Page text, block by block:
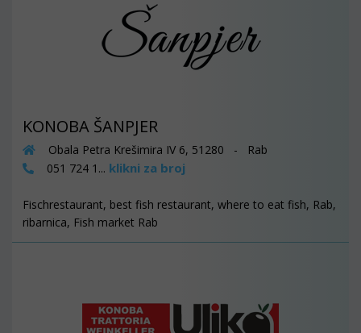
KONOBA ŠANPJER
Obala Petra Krešimira IV 6, 51280 - Rab
051 724 1... klikni za broj
Fischrestaurant, best fish restaurant, where to eat fish, Rab,
ribarnica, Fish market Rab